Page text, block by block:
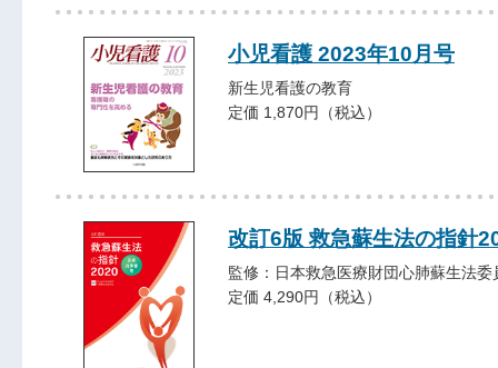
小児看護 2023年10月号
新生児看護の教育
定価 1,870円（税込）
改訂6版 救急蘇生法の指針
監修：日本救急医療財団心肺蘇生法委
定価 4,290円（税込）